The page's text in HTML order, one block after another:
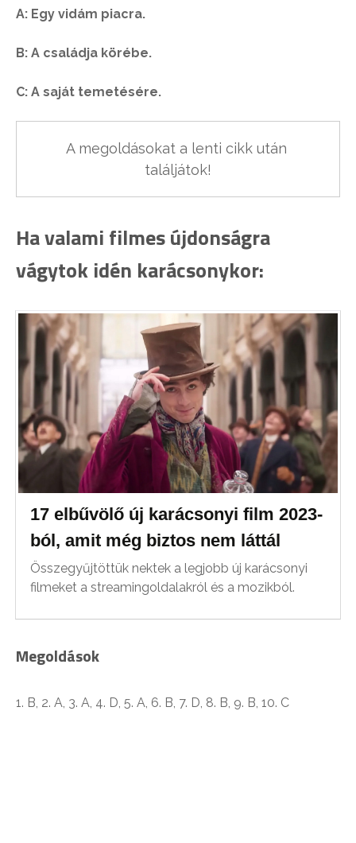
A: Egy vidám piacra.
B: A családja körébe.
C: A saját temetésére.
A megoldásokat a lenti cikk után
találjátok!
Ha valami filmes újdonságra
vágytok idén karácsonykor:
17 elbűvölő új karácsonyi film 2023-
ból, amit még biztos nem láttál
Összegyűjtöttük nektek a legjobb új karácsonyi
filmeket a streamingoldalakról és a mozikból.
Megoldások
1. B, 2. A, 3. A, 4. D, 5. A, 6. B, 7. D, 8. B, 9. B, 10. C